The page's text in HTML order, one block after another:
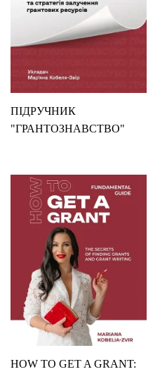
ПІДРУЧНИК
"ГРАНТОЗНАВСТВО"
HOW TO GET A GRANT: